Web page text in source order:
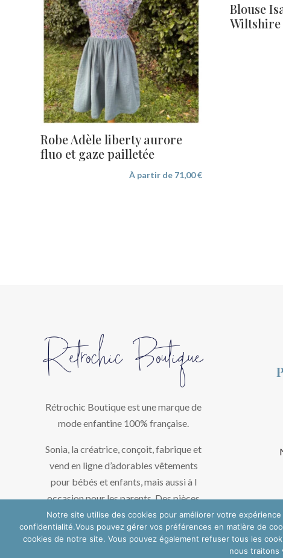
Robe Adèle liberty aurore
fluo et gaze pailletée
À partir de 71,00€
Blouse
Rétrochic Boutique est une marque de
mode enfantine 100% française.
Sonia, la créatrice, conçoit, fabrique et
vend en ligne d’adorables vêtements
pour bébés et enfants, mais aussi à l
occasion pour les parents. Des pièces
uniques créées avec amour dans son
atelier de la région bordelaise.
Notre site utilise des cookies pour améliorer votre
confidentialité.Vous pouvez gérer vos préférences en matière de
cookies de notre site. Vous pouvez également refuser tous les
nous traitons